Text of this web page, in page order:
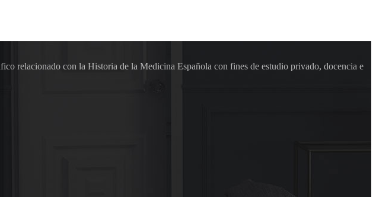
relacionado con la Historia de la Medicina Española con fines de estudio privado, docencia e